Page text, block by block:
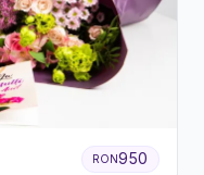
RON950